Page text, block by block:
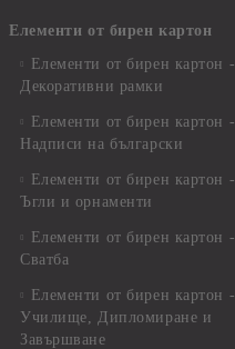
Елементи от бирен картон
Елементи от бирен картон -
Декоративни рамки
Елементи от бирен картон -
Надписи на български
Елементи от бирен картон -
Ъгли и орнаменти
Елементи от бирен картон -
Сватба
Елементи от бирен картон -
Училище, Дипломиране и
Завършване